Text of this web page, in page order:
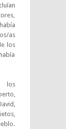
as
los
los